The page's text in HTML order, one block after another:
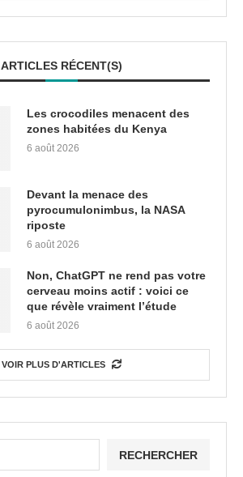
ARTICLES RÉCENT(S)
Les crocodiles menacent des
zones habitées du Kenya
6 août 2026
Devant la menace des
pyrocumulonimbus, la NASA
riposte
6 août 2026
Non, ChatGPT ne rend pas votre
cerveau moins actif : voici ce
que révèle vraiment l’étude
6 août 2026
VOIR PLUS D'ARTICLES
RECHERCHER